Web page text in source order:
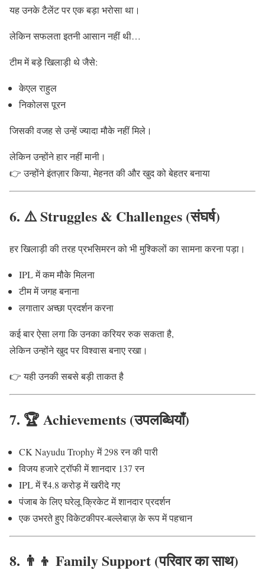
यह उनके टैलेंट पर एक बड़ा भरोसा था।
लेकिन सफलता इतनी आसान नहीं थी…
टीम में बड़े खिलाड़ी थे जैसे:
केएल राहुल
निकोलस पूरन
जिसकी वजह से उन्हें ज्यादा मौके नहीं मिले।
लेकिन उन्होंने हार नहीं मानी।
👉 उन्होंने इंतज़ार किया, मेहनत की और खुद को बेहतर बनाया
6. ⚠️ Struggles & Challenges (संघर्ष)
हर खिलाड़ी की तरह प्रभसिमरन को भी मुश्किलों का सामना करना पड़ा।
IPL में कम मौके मिलना
टीम में जगह बनाना
लगातार अच्छा प्रदर्शन करना
कई बार ऐसा लगा कि उनका करियर रुक सकता है,
लेकिन उन्होंने खुद पर विश्वास बनाए रखा।
👉 यही उनकी सबसे बड़ी ताकत है
7. 🏆 Achievements (उपलब्धियाँ)
CK Nayudu Trophy में 298 रन की पारी
विजय हजारे ट्रॉफी में शानदार 137 रन
IPL में ₹4.8 करोड़ में खरीदे गए
पंजाब के लिए घरेलू क्रिकेट में शानदार प्रदर्शन
एक उभरते हुए विकेटकीपर-बल्लेबाज़ के रूप में पहचान
8. 👨‍👦 Family Support (परिवार का साथ)